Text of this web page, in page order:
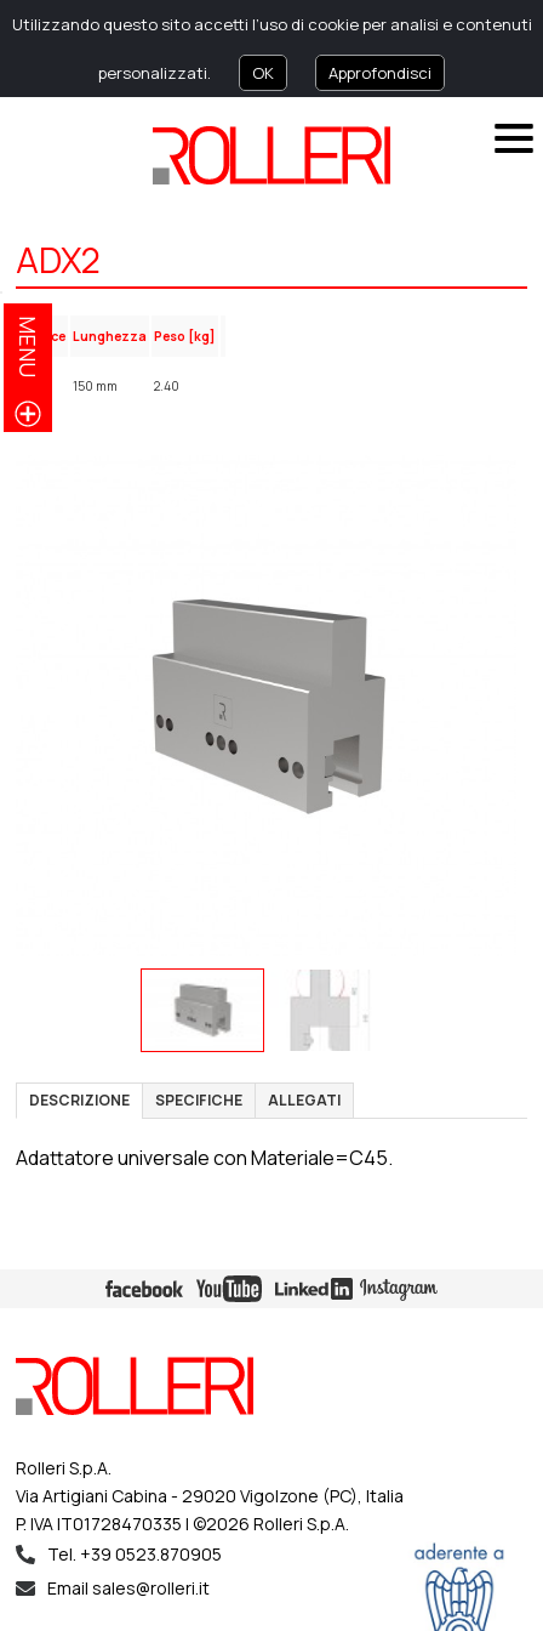
Utilizzando questo sito accetti l’uso di cookie per analisi e contenuti
personalizzati. OK Approfondisci
ADX2
Codice Lunghezza Peso [kg]
150 mm 2.40
DESCRIZIONE SPECIFICHE ALLEGATI
Adattatore universale con Materiale=C45.
MENU
Rolleri S.p.A.
Via Artigiani Cabina - 29020 Vigolzone (PC), Italia
P. IVA IT01728470335 | ©2026 Rolleri S.p.A.
Tel. +39 0523.870905
Email sales@rolleri.it